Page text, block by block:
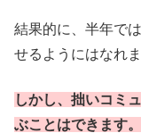
結果的に、半年で
せるようにはなれ
しかし、拙いコミ
ぶことはできます。